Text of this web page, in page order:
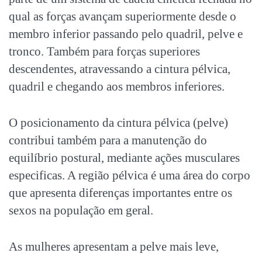
qual as forças avançam superiormente desde o
membro inferior passando pelo quadril, pelve e
tronco. Também para forças superiores
descendentes, atravessando a cintura pélvica,
quadril e chegando aos membros inferiores.
O posicionamento da cintura pélvica (pelve)
contribui também para a manutenção do
equilíbrio postural, mediante ações musculares
especificas. A região pélvica é uma área do corpo
que apresenta diferenças importantes entre os
sexos na população em geral.
As mulheres apresentam a pelve mais leve,